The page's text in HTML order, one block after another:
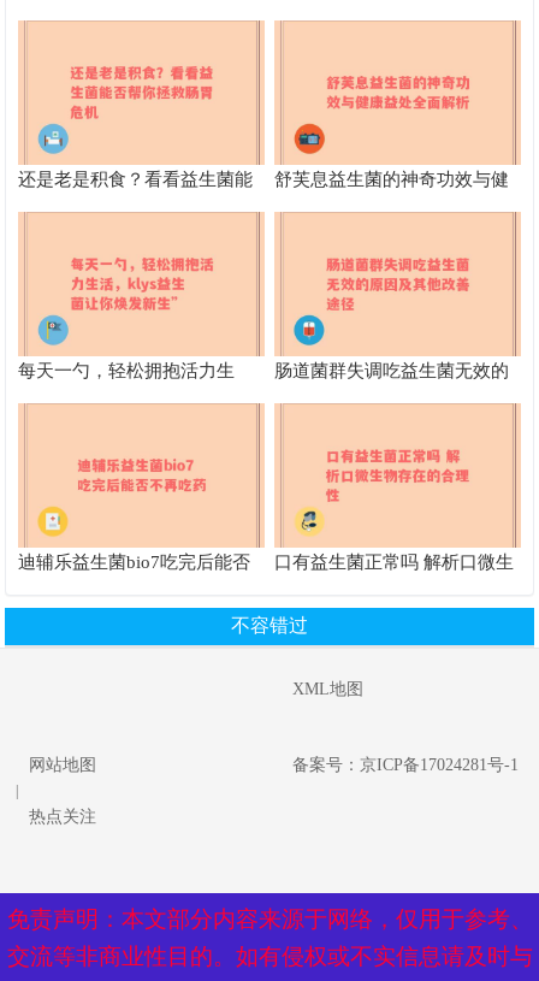
效果如何？快来看看吧
生菌颗粒的真实效果？
还是老是积食？看看益生菌能
否帮你拯救肠胃危机
舒芙息益生菌的神奇功效与健
康益处全面解析
每天一勺，轻松拥抱活力生
活，klys益生菌让你焕发新生”
肠道菌群失调吃益生菌无效的
原因及其他改善途径
迪辅乐益生菌bio7吃完后能否
口有益生菌正常吗 解析口微生
免责声明：本文部分内容来源于网络，仅用于参考、
交流等非商业性目的。如有侵权或不实信息请及时与
不容错过
XML地图
网站地图
热点关注
备案号：京ICP备17024281号-1
免责声明：本文部分内容来源于网络，仅用于参考、
交流等非商业性目的。如有侵权或不实信息请及时与